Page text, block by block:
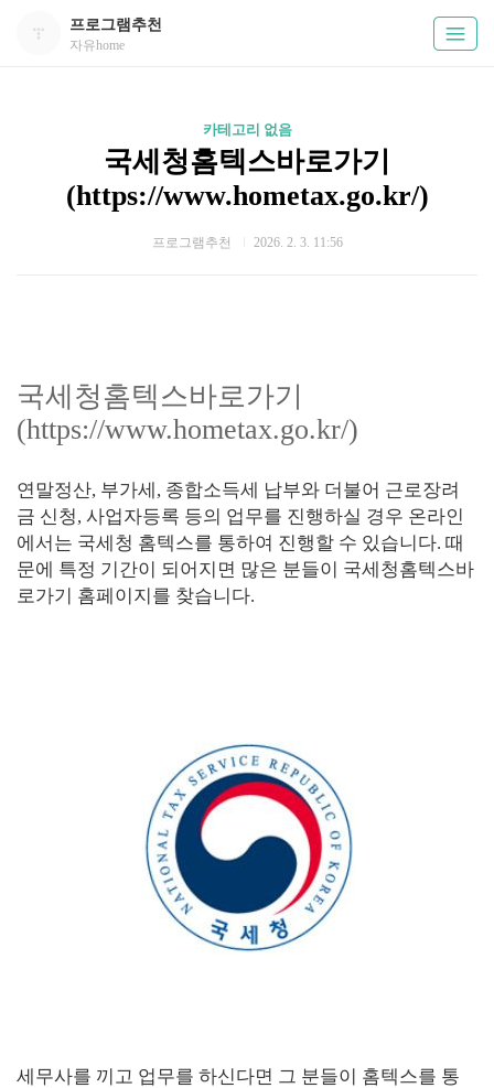
프로그램추천
자유home
카테고리 없음
국세청홈텍스바로가기
(https://www.hometax.go.kr/)
프로그램추천 2026. 2. 3. 11:56
국세청홈텍스바로가기
(https://www.hometax.go.kr/)
연말정산, 부가세, 종합소득세 납부와 더불어 근로장려
금 신청, 사업자등록 등의 업무를 진행하실 경우 온라인
에서는 국세청 홈텍스를 통하여 진행할 수 있습니다. 때
문에 특정 기간이 되어지면 많은 분들이 국세청홈텍스바
로가기 홈페이지를 찾습니다.
세무사를 끼고 업무를 하신다면 그 분들이 홈텍스를 통